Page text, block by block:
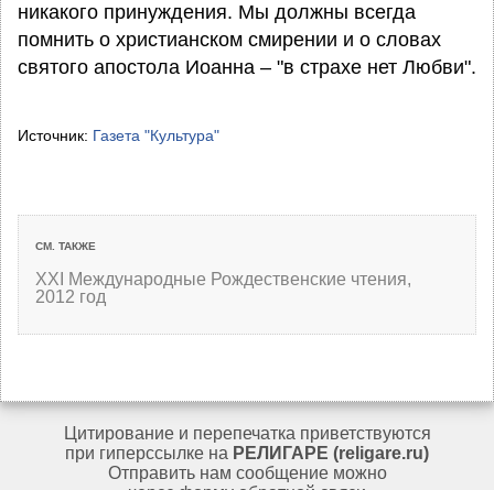
никакого принуждения. Мы должны всегда
помнить о христианском смирении и о словах
святого апостола Иоанна – "в страхе нет Любви".
Источник: Газета "Культура"
СМ. ТАКЖЕ
XXI Международные Рождественские чтения,
2012 год
Цитирование и перепечатка приветствуются
при гиперссылке на РЕЛИГАРЕ (religare.ru)
Отправить нам сообщение можно